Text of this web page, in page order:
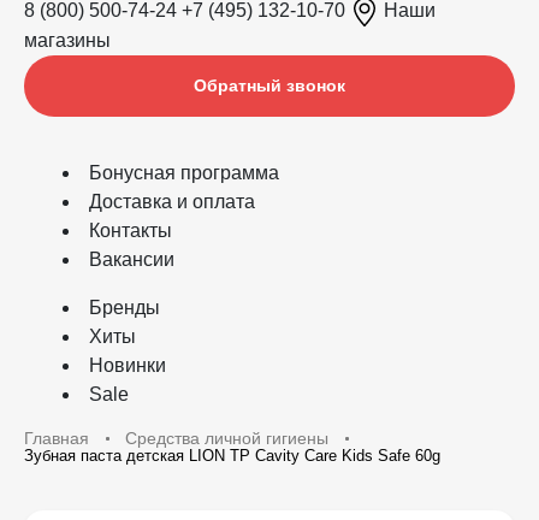
8 (800) 500-74-24 +7 (495) 132-10-70
Наши
магазины
Обратный звонок
Бонусная программа
Доставка и оплата
Контакты
Вакансии
Бренды
Хиты
Новинки
Sale
Главная Средства личной гигиены
Зубная паста детская LION TP Cavity Care Kids Safe 60g